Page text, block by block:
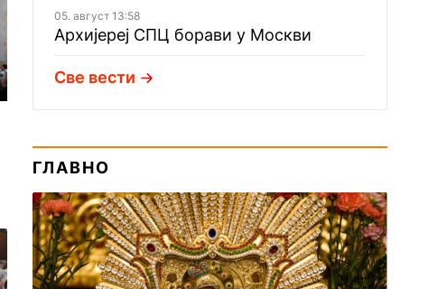
05. август 13:58
Архијереј СПЦ борави у Москви
Све вести
ГЛАВНО